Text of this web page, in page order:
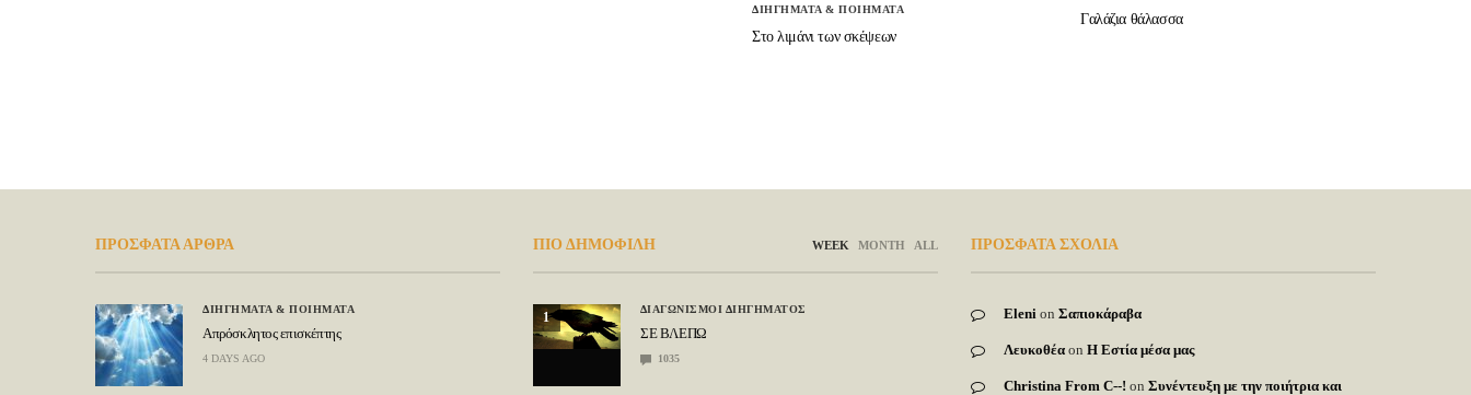
ΔΙΗΓΗΜΑΤΑ & ΠΟΙΗΜΑΤΑ
Στο λιμάνι των σκέψεων
Γαλάζια θάλασσα
ΠΡΟΣΦΑΤΑ ΑΡΘΡΑ
ΔΙΗΓΗΜΑΤΑ & ΠΟΙΗΜΑΤΑ
Απρόσκλητος επισκέπτης
4 DAYS AGO
ΠΙΟ ΔΗΜΟΦΙΛΗ WEEK MONTH ALL
1
ΔΙΑΓΩΝΙΣΜΟΙ ΔΙΗΓΗΜΑΤΟΣ
ΣΕ ΒΛΕΠΩ
1035
ΠΡΟΣΦΑΤΑ ΣΧΟΛΙΑ
Elenion Σαπιοκάραβα
Λευκοθέαon Η Εστία μέσα μας
Christina From C--! on Συνέντευξη με την ποιήτρια και